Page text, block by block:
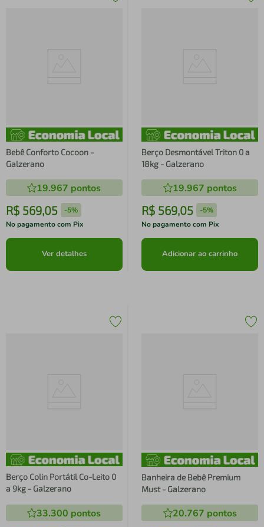
Bebê Conforto Cocoon -
Galzerano
19.967 pontos
R$ 569,05 -5%
No pagamento com Pix
Ver detalhes
Berço Desmontável Triton 0 a
18kg - Galzerano
19.967 pontos
R$ 569,05 -5%
No pagamento com Pix
Adicionar ao carrinho
Berço Colin Portátil Co-Leito 0
a 9kg - Galzerano
33.300 pontos
Banheira de Bebê Premium
Must - Galzerano
20.767 pontos